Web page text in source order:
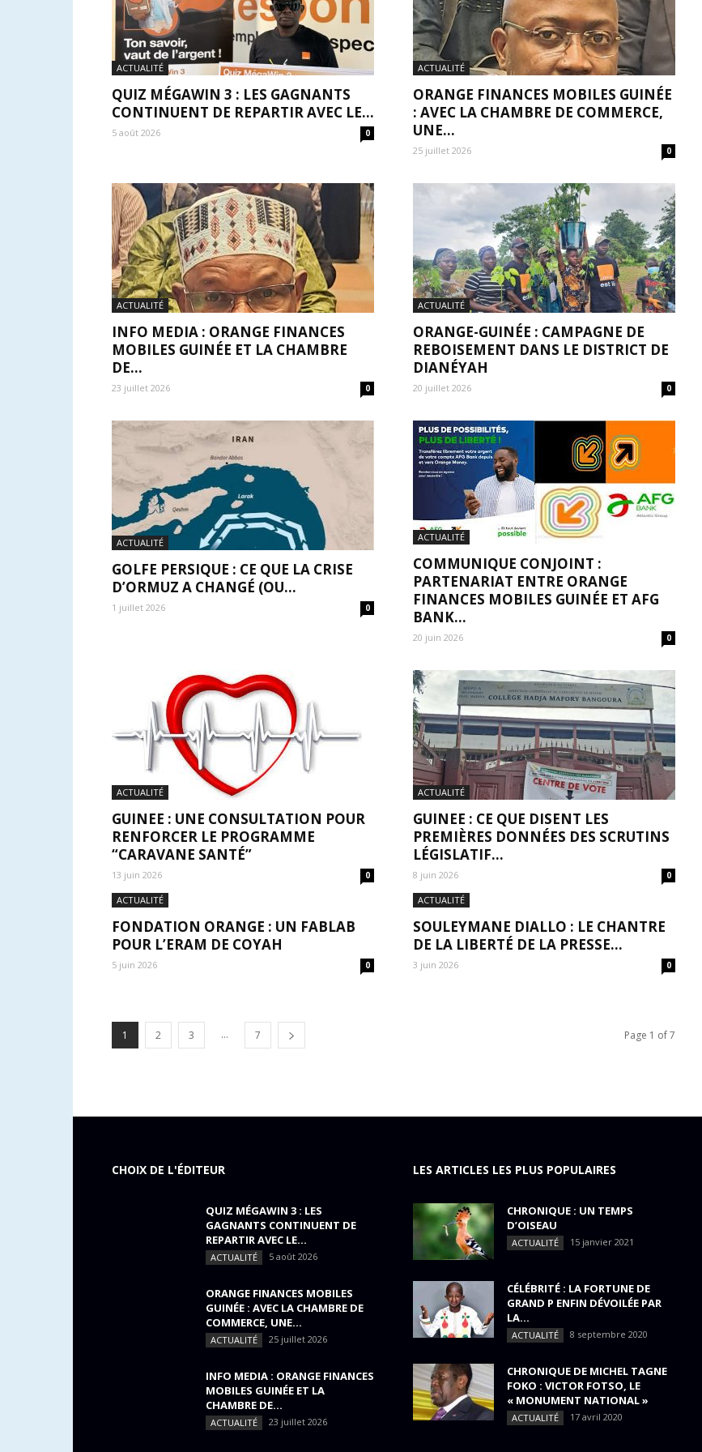
ACTUALITÉ
QUIZ MÉGAWIN 3 : LES GAGNANTS
CONTINUENT DE REPARTIR AVEC LE...
5 août 2026 0
ACTUALITÉ
ORANGE FINANCES MOBILES GUINÉE
: AVEC LA CHAMBRE DE COMMERCE,
UNE...
25 juillet 2026 0
ACTUALITÉ
INFO MEDIA : ORANGE FINANCES
MOBILES GUINÉE ET LA CHAMBRE
DE...
23 juillet 2026 0
ACTUALITÉ
ORANGE-GUINÉE : CAMPAGNE DE
REBOISEMENT DANS LE DISTRICT DE
DIANÉYAH
20 juillet 2026 0
ACTUALITÉ
GOLFE PERSIQUE : CE QUE LA CRISE
D’ORMUZ A CHANGÉ (OU...
1 juillet 2026 0
ACTUALITÉ
COMMUNIQUE CONJOINT :
PARTENARIAT ENTRE ORANGE
FINANCES MOBILES GUINÉE ET AFG
BANK...
20 juin 2026 0
ACTUALITÉ
GUINEE : UNE CONSULTATION POUR
RENFORCER LE PROGRAMME
“CARAVANE SANTÉ”
13 juin 2026 0
ACTUALITÉ
GUINEE : CE QUE DISENT LES
PREMIÈRES DONNÉES DES SCRUTINS
LÉGISLATIF...
8 juin 2026 0
ACTUALITÉ
FONDATION ORANGE : UN FABLAB
POUR L’ERAM DE COYAH
5 juin 2026 0
ACTUALITÉ
SOULEYMANE DIALLO : LE CHANTRE
DE LA LIBERTÉ DE LA PRESSE...
3 juin 2026 0
1 2 3 ... 7 Page 1 of 7
CHOIX DE L'ÉDITEUR
QUIZ MÉGAWIN 3 : LES
GAGNANTS CONTINUENT DE
REPARTIR AVEC LE...
ACTUALITÉ 5 août 2026
ORANGE FINANCES MOBILES
GUINÉE : AVEC LA CHAMBRE DE
COMMERCE, UNE...
ACTUALITÉ 25 juillet 2026
INFO MEDIA : ORANGE FINANCES
MOBILES GUINÉE ET LA
CHAMBRE DE...
ACTUALITÉ 23 juillet 2026
LES ARTICLES LES PLUS POPULAIRES
CHRONIQUE : UN TEMPS
D’OISEAU
ACTUALITÉ 15 janvier 2021
CÉLÉBRITÉ : LA FORTUNE DE
GRAND P ENFIN DÉVOILÉE PAR
LA...
ACTUALITÉ 8 septembre 2020
CHRONIQUE DE MICHEL TAGNE
FOKO : VICTOR FOTSO, LE
« MONUMENT NATIONAL »
ACTUALITÉ 17 avril 2020